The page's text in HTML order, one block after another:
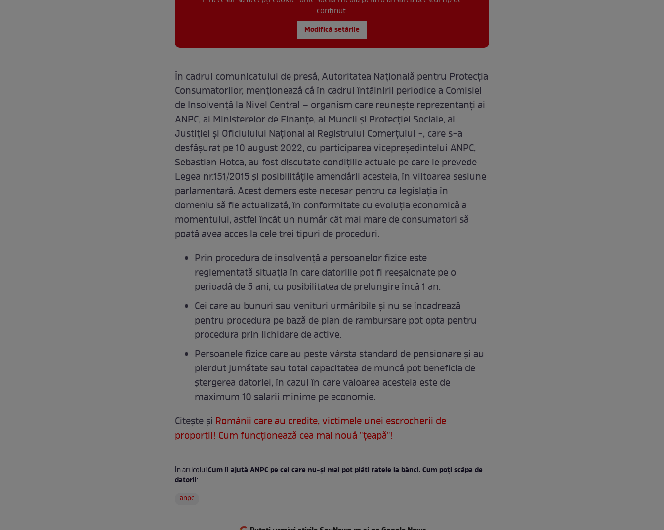
conținut.
Modifică setările
În cadrul comunicatului de presă, Autoritatea Națională pentru Protecția
Consumatorilor, menționează că în cadrul întâlnirii periodice a Comisiei
de Insolvență la Nivel Central – organism care reunește reprezentanți ai
ANPC, ai Ministerelor de Finanțe, al Muncii și Protecției Sociale, al
Justiției și Oficiulului Național al Registrului Comerțului -, care s-a
desfășurat pe 10 august 2022, cu participarea vicepreședintelui ANPC,
Sebastian Hotca, au fost discutate condițiile actuale pe care le prevede
Legea nr.151/2015 și posibilitățile amendării acesteia, în viitoarea sesiune
parlamentară. Acest demers este necesar pentru ca legislația în
domeniu să fie actualizată, în conformitate cu evoluția economică a
momentului, astfel încât un număr cât mai mare de consumatori să
poată avea acces la cele trei tipuri de proceduri.
Prin procedura de insolvență a persoanelor fizice este
reglementată situația în care datoriile pot fi reeșalonate pe o
perioadă de 5 ani, cu posibilitatea de prelungire încă 1 an.
Cei care au bunuri sau venituri urmăribile și nu se încadrează
pentru procedura pe bază de plan de rambursare pot opta pentru
procedura prin lichidare de active.
Persoanele fizice care au peste vârsta standard de pensionare și au
pierdut jumătate sau total capacitatea de muncă pot beneficia de
ștergerea datoriei, în cazul în care valoarea acesteia este de
maximum 10 salarii minime pe economie.
Citește și Românii care au credite, victimele unei escrocherii de
proporţii! Cum funcţionează cea mai nouă "ţeapă"!
În articolulCum îi ajută ANPC pe cei care nu-și mai pot plăti ratele la bănci. Cum poți scăpa de
datorii:
anpc